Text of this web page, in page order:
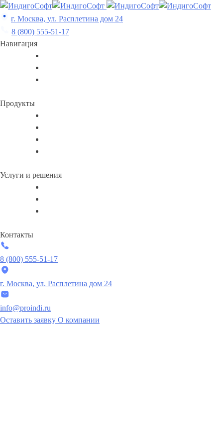
Skip
to
content
г. Москва, ул. Расплетина дом 24
8 (800) 555-51-17
Навигация
Продукты
Услуги и решения
Контакты
8 (800) 555-51-17
г. Москва, ул. Расплетина дом 24
info@proindi.ru
Оставить заявку О компании